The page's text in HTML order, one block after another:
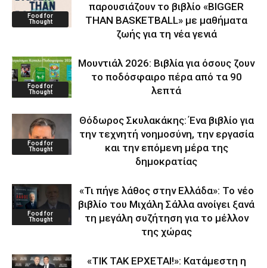
Food for
Thought
παρουσιάζουν το βιβλίο «BIGGER
THAN BASKETBALL» με μαθήματα
ζωής για τη νέα γενιά
Food for
Thought
Μουντιάλ 2026: Βιβλία για όσους ζουν
το ποδόσφαιρο πέρα από τα 90
λεπτά
Food for
Thought
Θόδωρος Σκυλακάκης: Ένα βιβλίο για
την τεχνητή νοημοσύνη, την εργασία
και την επόμενη μέρα της
δημοκρατίας
Food for
Thought
«Τι πήγε λάθος στην Ελλάδα»: Το νέο
βιβλίο του Μιχάλη Σάλλα ανοίγει ξανά
τη μεγάλη συζήτηση για το μέλλον
της χώρας
«ΤΙΚ ΤΑΚ ΕΡΧΕΤΑΙ!»: Κατάμεστη η